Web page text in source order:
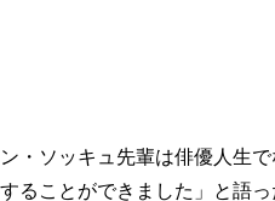
ソッキュ先輩は俳優人生
ることができました」と語っ